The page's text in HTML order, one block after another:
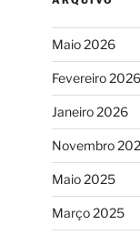
Maio 2026
Fevereiro 2026
Janeiro 2026
Novembro
Maio 2025
Março 2025